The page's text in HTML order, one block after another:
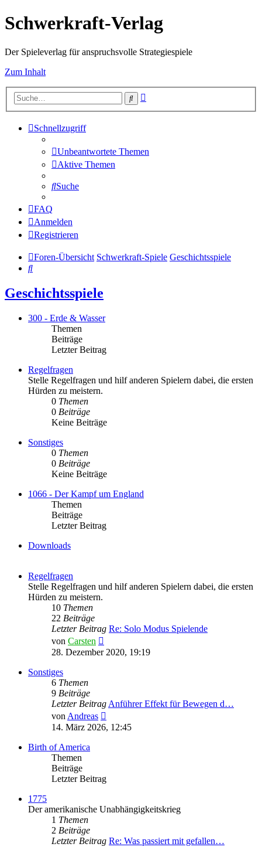
Schwerkraft-Verlag
Der Spieleverlag für anspruchsvolle Strategiespiele
Zum Inhalt
Suche
Schnellzugriff
Unbeantwortete Themen
Aktive Themen
Suche
FAQ
Anmelden
Registrieren
Foren-Übersicht Schwerkraft-Spiele Geschichtsspiele
Suche
Geschichtsspiele
300 - Erde & Wasser
Themen
Beiträge
Letzter Beitrag
Regelfragen
Stelle Regelfragen und hilf anderen Spielern dabei, die ersten
Hürden zu meistern.
0 Themen
0 Beiträge
Keine Beiträge
Sonstiges
0 Themen
0 Beiträge
Keine Beiträge
1066 - Der Kampf um England
Themen
Beiträge
Letzter Beitrag
Downloads
Regelfragen
Stelle Regelfragen und hilf anderen Spielern dabei, die ersten
Hürden zu meistern.
10 Themen
22 Beiträge
Letzter Beitrag Re: Solo Modus Spielende
von Carsten
Beitrag
28. Dezember 2020, 19:19
Sonstiges
6 Themen
9 Beiträge
Letzter Beitrag Anführer Effekt für Bewegen d…
von Andreas
Beitrag
14. März 2026, 12:45
Birth of America
Themen
Beiträge
Letzter Beitrag
1775
Der amerikanische Unabhängigkeitskrieg
1 Themen
2 Beiträge
Letzter Beitrag Re: Was passiert mit gefallen…